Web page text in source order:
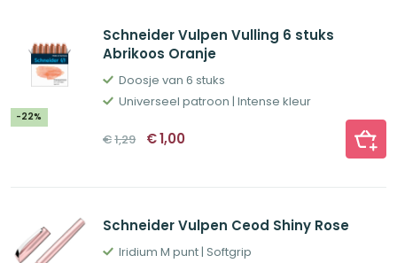
-22%
Schneider Vulpen Vulling 6 stuks
Abrikoos Oranje
Doosje van 6 stuks
Universeel patroon | Intense kleur
€1,29 Oorspronkelijke
prijs
€1,00
Schneider Vulpen Ceod Shiny Rose
Iridium M punt | Softgrip